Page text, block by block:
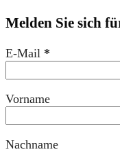
Melden Sie sich
E-Mail *
Vorname
Nachname